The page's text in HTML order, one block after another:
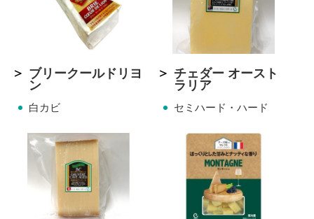
ブリークールドリヨ
ン
白カビ
チェダー オースト
ラリア
セミハード・ハード